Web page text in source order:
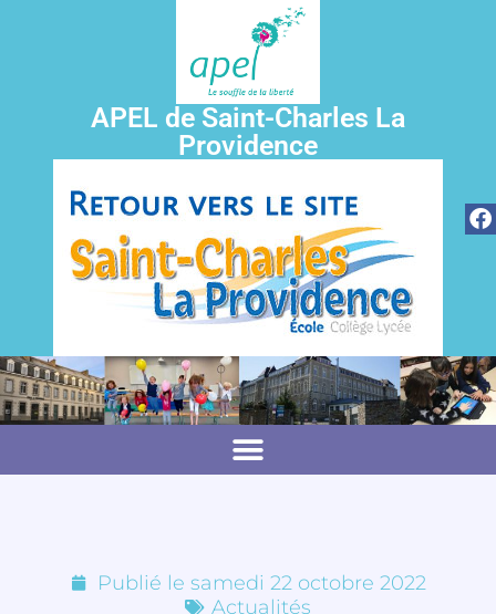
APEL de Saint-Charles La
Providence
Publié le samedi 22 octobre 2022
Actualités